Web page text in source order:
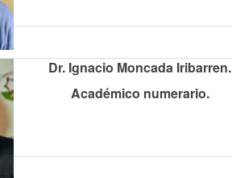
Dr. Ignacio Moncada Iribarren.
Académico numerario.